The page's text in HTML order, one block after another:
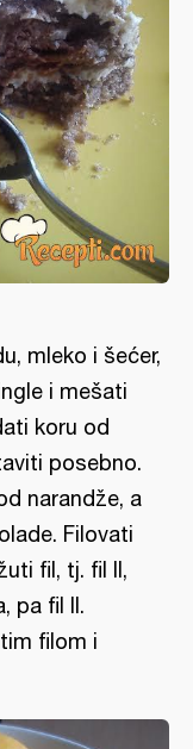
mleko i šećer,
i mešati
koru od
posebno.
narandže, a
Filovati
fil, tj. fil II,
pa fil II.
filom i